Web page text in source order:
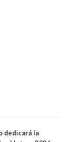
dedicará la